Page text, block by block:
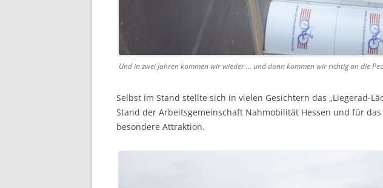
Und in zwei Jahren kommen wir wieder … und dann kommen wir richtig an die
Selbst im Stand stellte sich in vielen Gesichtern das „Liegerad-
Stand der Arbeitsgemeinschaft Nahmobilität Hessen und für
besondere Attraktion.